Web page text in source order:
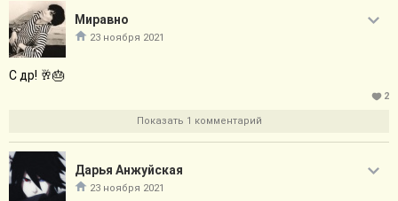
Миравно
23 ноября 2021
С др! 🥂🎂
2
Показать 1 комментарий
Дарья Анжуйская
23 ноября 2021